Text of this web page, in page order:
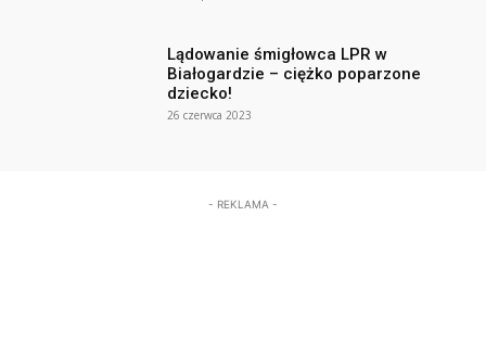
Lądowanie śmigłowca LPR w
Białogardzie – ciężko poparzone
dziecko!
26 czerwca 2023
- REKLAMA -